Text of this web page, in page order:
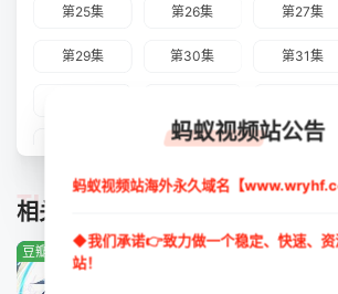
第25集 第26集 第27集
第29集 第30集 第31集
第38集 第39集
第41集 第42集 第43集
第45集 第46集 第47集
相关推荐
TUIJIAN
豆瓣:0.0分 豆瓣:2.7分
蚂蚁视频站公告
蚂蚁视频站海外永久域名【
◆我们承诺👉致力做一个稳定、快速、资
站！